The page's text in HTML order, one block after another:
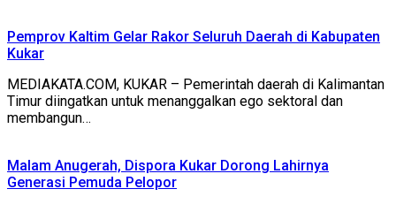
Pemprov Kaltim Gelar Rakor Seluruh Daerah di Kabupaten
Kukar
MEDIAKATA.COM, KUKAR – Pemerintah daerah di Kalimantan
Timur diingatkan untuk menanggalkan ego sektoral dan
membangun…
Malam Anugerah, Dispora Kukar Dorong Lahirnya
Generasi Pemuda Pelopor